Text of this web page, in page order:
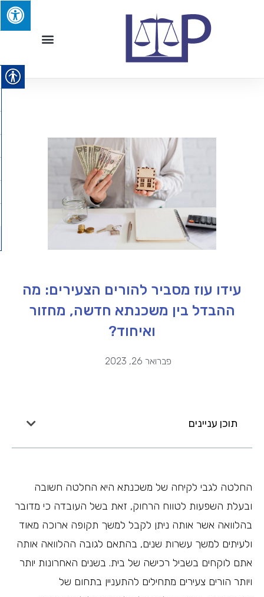
עידו עוז מסביר להורים הצעירים: מה
ההבדל בין משכנתא חדשה, מחזור
ואיחוד?
פברואר 26, 2023
תוכן עניינים
החלטה לגבי לקיחה של משכנתא היא החלטה חשובה
ובעלת השפעות לטווח הרחוק, זאת בשל העובדה כי מדובר
בהלוואה אשר אותה ניתן לקבל למשך תקופה ארוכה מאוד
ולעיתים למשך עשרות שנים, בהתאם לגובה ההלוואה אותה
אתם לוקחים בשביל רכישה של בית. בשנים האחרונות יותר
ויותר הורים צעירים מתחילים להתעניין בתחום של